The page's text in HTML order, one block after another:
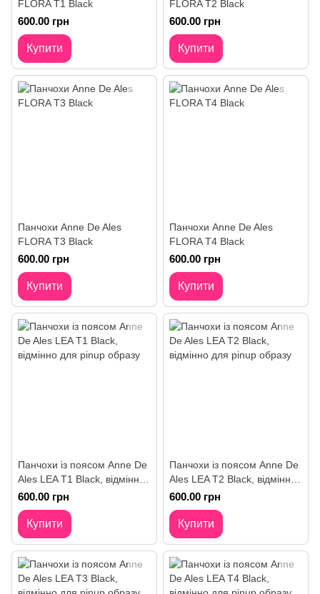
FLORA T1 Black
600.00 грн
Купити
FLORA T2 Black
600.00 грн
Купити
Панчохи Anne De Ales
FLORA T3 Black
600.00 грн
Купити
Панчохи Anne De Ales
FLORA T4 Black
600.00 грн
Купити
Панчохи із поясом Anne De
Ales LEA T1 Black, відмінно
для pinup образу
600.00 грн
Купити
Панчохи із поясом Anne De
Ales LEA T2 Black, відмінно
для pinup образу
600.00 грн
Купити